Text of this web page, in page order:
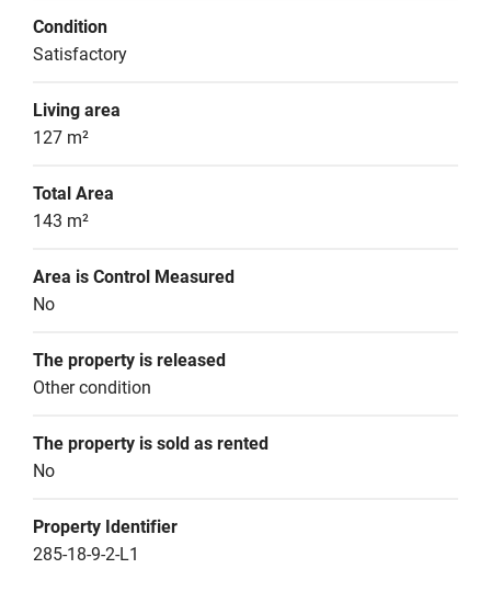
Condition
Satisfactory
Living area
127 m²
Total Area
143 m²
Area is Control Measured
No
The property is released
Other condition
The property is sold as rented
No
Property Identifier
285-18-9-2-L1